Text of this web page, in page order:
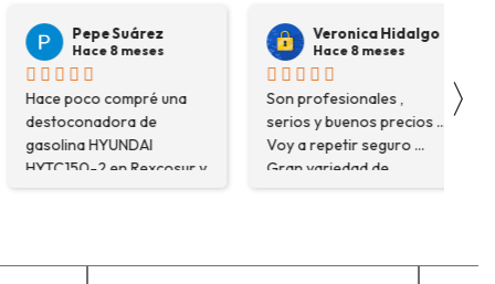
Pepe Suárez
Hace 8 meses
Hace poco compré una
destoconadora de
gasolina HYUNDAI
HYTC150-2 en Rexcosur y
fue una muy buena
Veronica Hidalgo
Hace 8 meses
Son profesionales ,
serios y buenos precios ...
Voy a repetir seguro ...
Gran variedad de
depósitos ... Confianza y
〉